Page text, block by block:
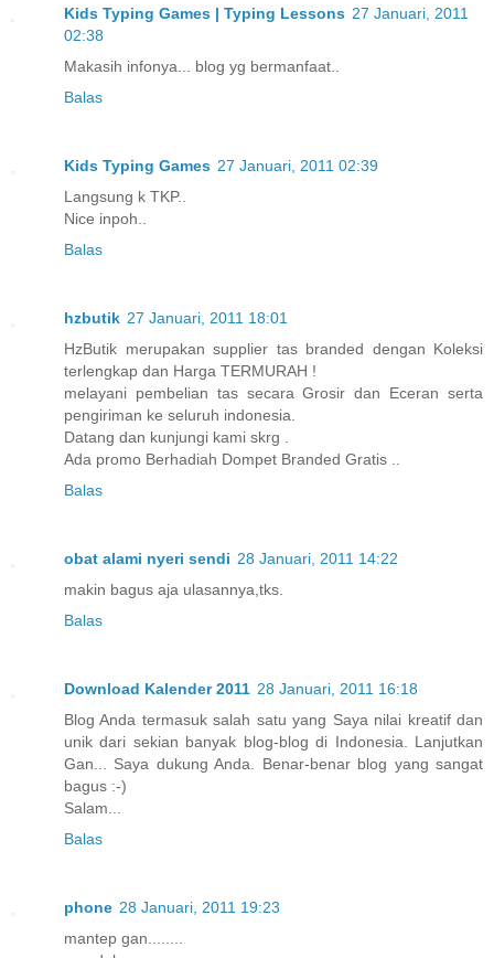
Kids Typing Games | Typing Lessons 27 Januari, 2011
02:38
Makasih infonya... blog yg bermanfaat..
Balas
Kids Typing Games 27 Januari, 2011 02:39
Langsung k TKP..
Nice inpoh..
Balas
hzbutik 27 Januari, 2011 18:01
HzButik merupakan supplier tas branded dengan Koleksi
terlengkap dan Harga TERMURAH !
melayani pembelian tas secara Grosir dan Eceran serta
pengiriman ke seluruh indonesia.
Datang dan kunjungi kami skrg .
Ada promo Berhadiah Dompet Branded Gratis ..
Balas
obat alami nyeri sendi 28 Januari, 2011 14:22
makin bagus aja ulasannya,tks.
Balas
Download Kalender 2011 28 Januari, 2011 16:18
Blog Anda termasuk salah satu yang Saya nilai kreatif dan
unik dari sekian banyak blog-blog di Indonesia. Lanjutkan
Gan... Saya dukung Anda. Benar-benar blog yang sangat
bagus :-)
Salam...
Balas
phone 28 Januari, 2011 19:23
mantep gan........